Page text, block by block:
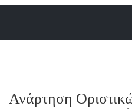
Ανάρτηση